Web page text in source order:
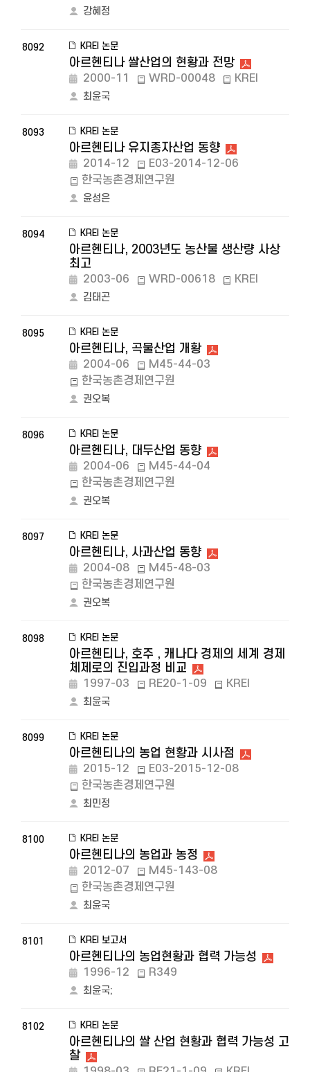
강혜정
8092 KREI 논문
아르헨티나 쌀산업의 현황과 전망
2000-11 WRD-00048 KREI
최윤국
8093 KREI 논문
아르헨티나 유지종자산업 동향
2014-12
E03-2014-12-06
한국농촌경제연구원
윤성은
8094 KREI 논문
아르헨티나, 2003년도 농산물 생산량 사상
최고
2003-06 WRD-00618 KREI
김태곤
8095 KREI 논문
아르헨티나, 곡물산업 개황
2004-06
M45-44-03
한국농촌경제연구원
권오복
8096 KREI 논문
아르헨티나, 대두산업 동향
2004-06
M45-44-04
한국농촌경제연구원
권오복
8097 KREI 논문
아르헨티나, 사과산업 동향
2004-08
M45-48-03
한국농촌경제연구원
권오복
8098 KREI 논문
아르헨티나, 호주 , 캐나다 경제의 세계 경제
체제로의 진입과정 비교
1997-03 RE20-1-09 KREI
최윤국
8099 KREI 논문
아르헨티나의 농업 현황과 시사점
2015-12
E03-2015-12-08
한국농촌경제연구원
최민정
8100 KREI 논문
아르헨티나의 농업과 농정
2012-07
M45-143-08
한국농촌경제연구원
최윤국
8101 KREI 보고서
아르헨티나의 농업현황과 협력 가능성
1996-12 R349
최윤국;
8102 KREI 논문
아르헨티나의 쌀 산업 현황과 협력 가능성 고
찰